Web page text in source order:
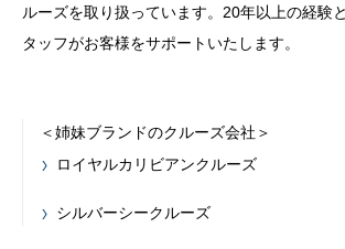
ルーズを取り扱っています。20年以上の経験
タッフがお客様をサポートいたします。
＜姉妹ブランドのクルーズ会社＞
ロイヤルカリビアンクルーズ
シルバーシークルーズ